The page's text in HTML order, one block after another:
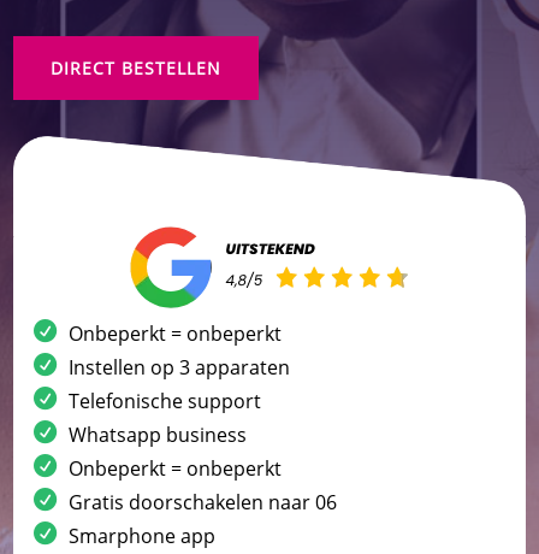
DIRECT BESTELLEN
Onbeperkt = onbeperkt
Instellen op 3 apparaten
Telefonische support
Whatsapp business
Onbeperkt = onbeperkt
Gratis doorschakelen naar 06
Smarphone app